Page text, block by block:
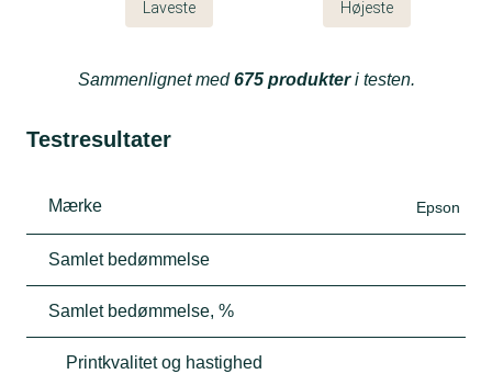
Laveste Højeste
Sammenlignet med675 produkteri testen.
Testresultater
Mærke Epson
Samlet bedømmelse
Samlet bedømmelse, %
Printkvalitet og hastighed